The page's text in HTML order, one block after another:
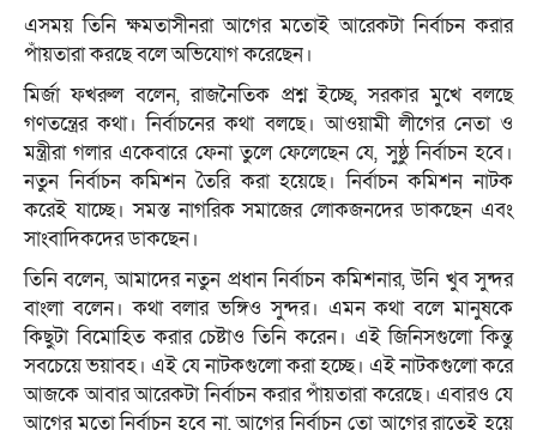
এসময় তিনি ক্ষমতাসীনরা আগের মতোই আরেকটা নির্বাচন করার
পাঁয়তারা করছে বলে অভিযোগ করেছেন।
মির্জা ফখরুল বলেন, রাজনৈতিক প্রশ্ন ইচ্ছে, সরকার মুখে বলছে
গণতন্ত্রের কথা। নির্বাচনের কথা বলছে। আওয়ামী লীগের নেতা ও
মন্ত্রীরা গলার একেবারে ফেনা তুলে ফেলেছেন যে, সুষ্ঠু নির্বাচন হবে।
নতুন নির্বাচন কমিশন তৈরি করা হয়েছে। নির্বাচন কমিশন নাটক
করেই যাচ্ছে। সমস্ত নাগরিক সমাজের লোকজনদের ডাকছেন এবং
সাংবাদিকদের ডাকছেন।
তিনি বলেন, আমাদের নতুন প্রধান নির্বাচন কমিশনার, উনি খুব সুন্দর
বাংলা বলেন। কথা বলার ভঙ্গিও সুন্দর। এমন কথা বলে মানুষকে
কিছুটা বিমোহিত করার চেষ্টাও তিনি করেন। এই জিনিসগুলো কিন্তু
সবচেয়ে ভয়াবহ। এই যে নাটকগুলো করা হচ্ছে। এই নাটকগুলো করে
আজকে আবার আরেকটা নির্বাচন করার পাঁয়তারা করেছে। এবারও যে
আগের মতো নির্বাচন হবে না, আগের নির্বাচন তো আগের রাতেই হয়ে